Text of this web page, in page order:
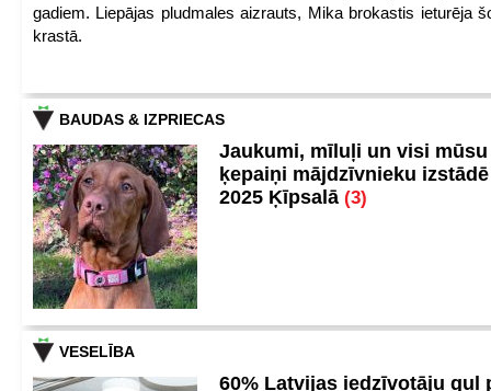
gadiem. Liepājas pludmales aizrauts, Mika brokastis ieturēja
krastā.
BAUDAS & IZPRIECAS
Jaukumi, mīluļi un visi
ķepaiņi mājdzīvnieku
2025 Ķīpsalā (3)
VESELĪBA
60% Latvijas iedzīvotāju guļ